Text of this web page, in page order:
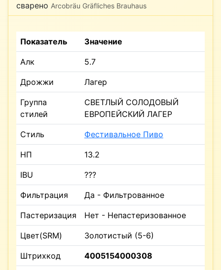
сварено Arcobräu Gräfliches Brauhaus
Показатель Значение
Алк 5.7
Дрожжи Лагер
Группа
стилей
СВЕТЛЫЙ СОЛОДОВЫЙ
ЕВРОПЕЙСКИЙ ЛАГЕР
Стиль Фестивальное Пиво
НП 13.2
IBU ???
Фильтрация Да - Фильтрованное
Пастеризация Нет - Непастеризованное
Цвет(SRM) Золотистый (5-6)
Штрихкод 4005154000308